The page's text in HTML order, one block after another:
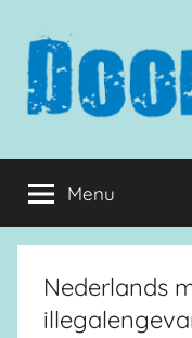
inhoud
springen
Menu
Nederlands